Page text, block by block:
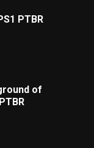
PTBR
of